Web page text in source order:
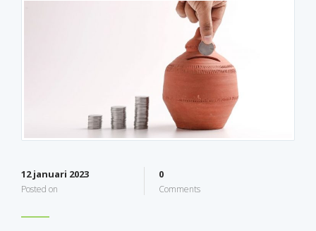
12 januari 2023
Posted on
0
Comments